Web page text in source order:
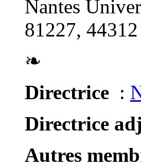
Nantes
81227,
❧
Directrice :
Directrice
Autres